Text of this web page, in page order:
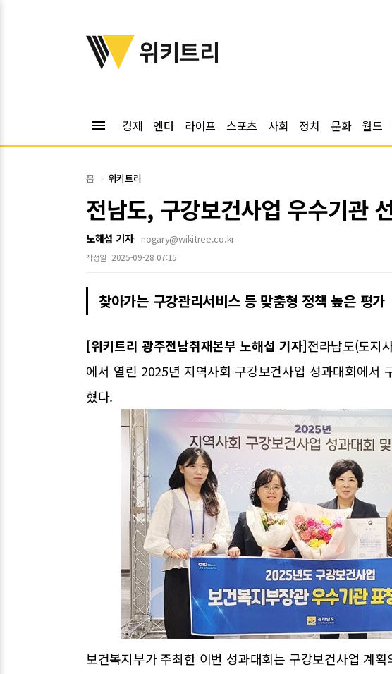
위키트리
위키트리
menu 경제 엔터 라이프 스포츠 사회 정치 문화 월드
홈 위키트리
전남도, 구강보건사업 우수기관
노해섭 기자 nogary@wikitree.co.kr
작성일 2025-09-28 07:15
찾아가는 구강관리서비스 등 맞춤형 정책 높은 평가
[위키트리 광주전남취재본부 노해섭 기자]전라남도(도지
에서 열린 2025년 지역사회 구강보건사업 성과대회에서
혔다.
보건복지부가 주최한 이번 성과대회는 구강보건사업 계